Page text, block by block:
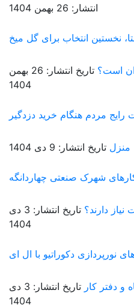
انتشار: 26 بهمن 1404
انتخاب برای گل میخ
تاریخ انتشار: 26 بهمن
1404
مردم هنگام خرید دزدگیر
تاریخ انتشار: 9 دی 1404
شهرک صنعتی چهاردانگه
دارند؟
تاریخ انتشار: 3 دی
1404
دکوراتیو با ال ای
کار
تاریخ انتشار: 3 دی
1404